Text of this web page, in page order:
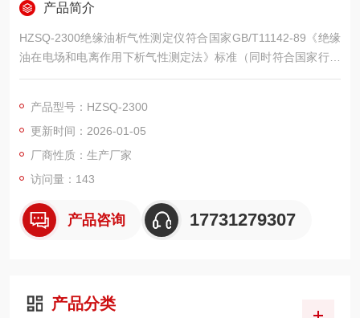
产品简介
HZSQ-2300绝缘油析气性测定仪符合国家GB/T11142-89《绝缘
油在电场和电离作用下析气性测定法》标准（同时符合国家行业
NB/SH/T0810-2010《绝缘油在电场和电离作用下析气性测定
放电的电场作用下，放出吸收气体倾向的方法。
产品型号：HZSQ-2300
更新时间：2026-01-05
厂商性质：生产厂家
访问量：143
产品咨询 17731279307
产品分类